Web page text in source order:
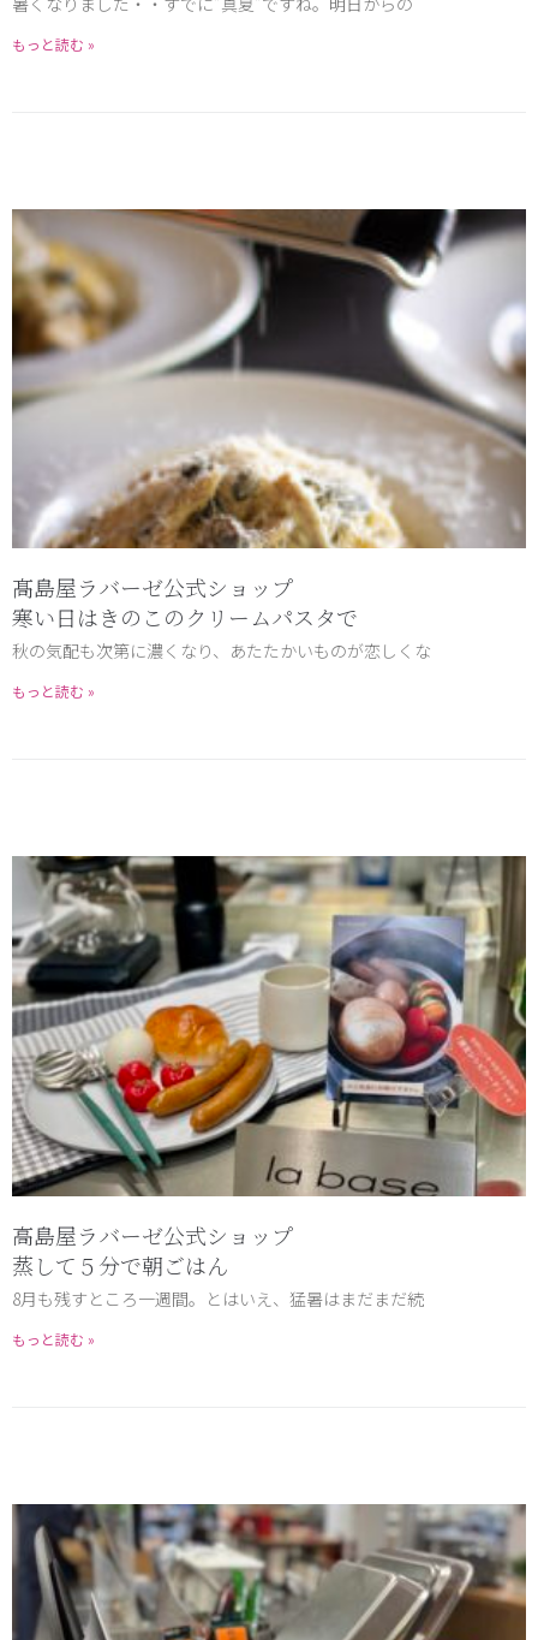
もっと読む »
髙島屋ラバーゼ公式ショップ
寒い日はきのこのクリームパスタで
秋の気配も次第に濃くなり、あたたかいものが恋しくな
もっと読む »
高島屋ラバーゼ公式ショップ
蒸して５分で朝ごはん
8月も残すところ一週間。とはいえ、猛暑はまだまだ続
もっと読む »